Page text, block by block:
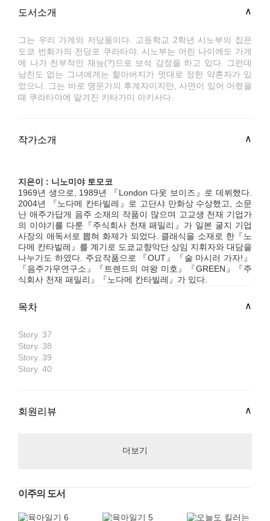
도서소개
그는 우리 가게의 저당품이다. 고등학교 2학년 시노부의 집은
도쿄 번화가의 전당포 쿠라타야. 시노부는 어린 나이에도 가게
에 나가 천부적인 재능(?)으로 보석 감정을 하고 있다. 그런데
남친도 없는 그녀에게는 할아버지가 멋대로 정한 약혼자가 있
었으니. 그는 바로 명문가의 후계자이지만, 사연이 있어 어렸을
때 쿠라타야에 맡겨진 키타가미 아키사다.
작가소개
지은이 : 니노미야 토모코
1969년 생으로, 1989년 『London 다웃 보이즈』로 데뷔했다.
2004년 『노다메 칸타빌레』로 고단샤 만화상 수상했고, 소문
난 애주가답게 음주 소재의 작품이 많으며 고교생 천재 기업가
의 이야기를 다룬『주식회사 천재 패밀리』가 일본 굴지 기업
사장의 애독서로 뽑혀 화제가 되었다. 클래식을 소재로 한『노
다메 칸타빌레』를 계기로 도쿄교향악단 상임 지휘자와 대담을
나누기도 하였다. 주요작품으로 『OUT』『술 마시러 가자!』
『음주가무연구소』『트렌드의 여왕 미호』『GREEN』『주
식회사 천재 패밀리』『노다메 칸타빌레』가 있다.
목차
Story. 37
Story. 38
Story. 39
Story. 40
회원리뷰
더보기
이주의 도서